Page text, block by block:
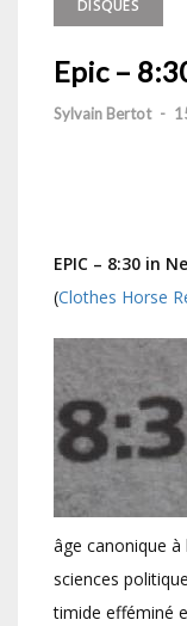
DISQUES
Epic –
Sylvain Bertot -
EPIC – 8:30 in
(Clothes Horse
âge canonique à
sciences
timide efféminé